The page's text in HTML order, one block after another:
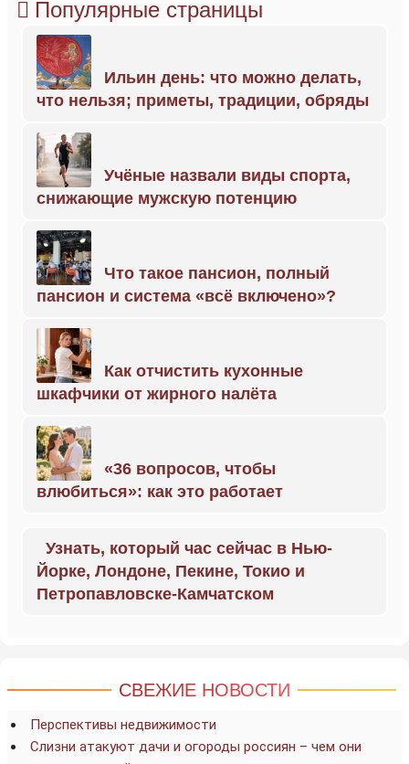
Популярные страницы
Ильин день: что можно делать,
что нельзя; приметы, традиции, обряды
Учёные назвали виды спорта,
снижающие мужскую потенцию
Что такое пансион, полный
пансион и система «всё включено»?
Как отчистить кухонные
шкафчики от жирного налёта
«36 вопросов, чтобы
влюбиться»: как это работает
Узнать, который час сейчас в Нью-
Йорке, Лондоне, Пекине, Токио и
Петропавловске-Камчатском
СВЕЖИЕ НОВОСТИ
Перспективы недвижимости
Слизни атакуют дачи и огороды россиян – чем они